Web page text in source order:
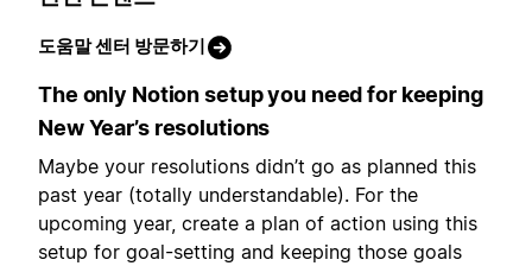
도움말 센터 방문하기
The only Notion setup you need for keeping
New Year’s resolutions
Maybe your resolutions didn’t go as planned this
past year (totally understandable). For the
upcoming year, create a plan of action using this
setup for goal-setting and keeping those goals